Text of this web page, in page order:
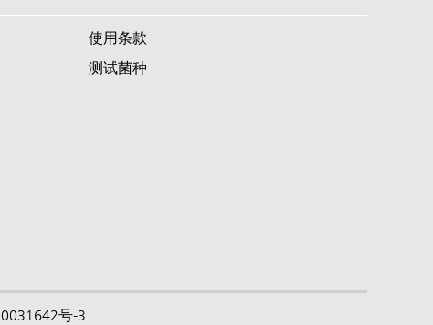
使用条款
测试菌种
号-3